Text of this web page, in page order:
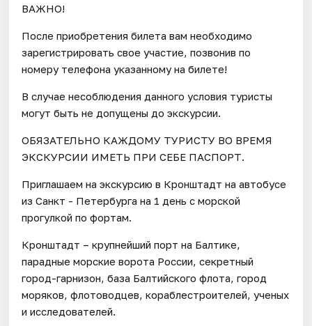
ВАЖНО!
После приобретения билета вам необходимо
зарегистрировать свое участие, позвонив по
номеру телефона указанному на билете!
В случае несоблюдения данного условия туристы
могут быть не допущены до экскурсии.
ОБЯЗАТЕЛЬНО КАЖДОМУ ТУРИСТУ ВО ВРЕМЯ
ЭКСКУРСИИ ИМЕТЬ ПРИ СЕБЕ ПАСПОРТ.
Приглашаем на экскурсию в Кронштадт на автобусе
из Санкт - Петербурга на 1 день с морской
прогулкой по фортам.
Кронштадт – крупнейший порт на Балтике,
парадные морские ворота России, секретный
город-гарнизон, база Балтийского флота, город
моряков, флотоводцев, кораблестроителей, ученых
и исследователей.